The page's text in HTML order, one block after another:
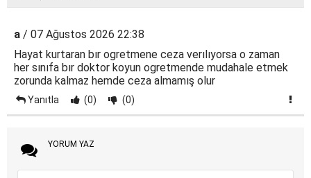
a / 07 Ağustos 2026 22:38
Hayat kurtaran bır ogretmene ceza verılıyorsa o zaman
her sınıfa bır doktor koyun ogretmende mudahale etmek
zorunda kalmaz hemde ceza almamış olur
Yanıtla (0) (0)
YORUM YAZ